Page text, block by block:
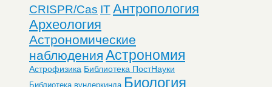
CRISPR/Cas ITАнтропология
Археология
Астрономические
наблюдения Астрономия
Астрофизика Библиотека ПостНауки
Библиотека вундеркинда Биология